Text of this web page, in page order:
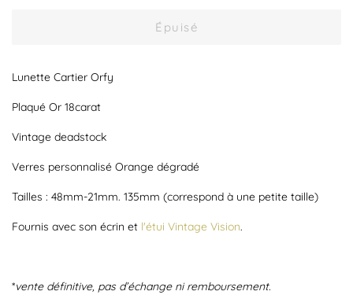
Épuisé
Lunette Cartier Orfy
Plaqué Or 18carat
Vintage deadstock
Verres personnalisé Orange dégradé
Tailles : 48mm-21mm. 135mm (correspond à une petite taille)
Fournis avec son écrin et l'étui Vintage Vision.
*vente définitive, pas d’échange ni remboursement.